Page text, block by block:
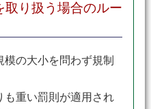
取り扱う場合のルー
の大小を問わず規制
も重い罰則が適用され